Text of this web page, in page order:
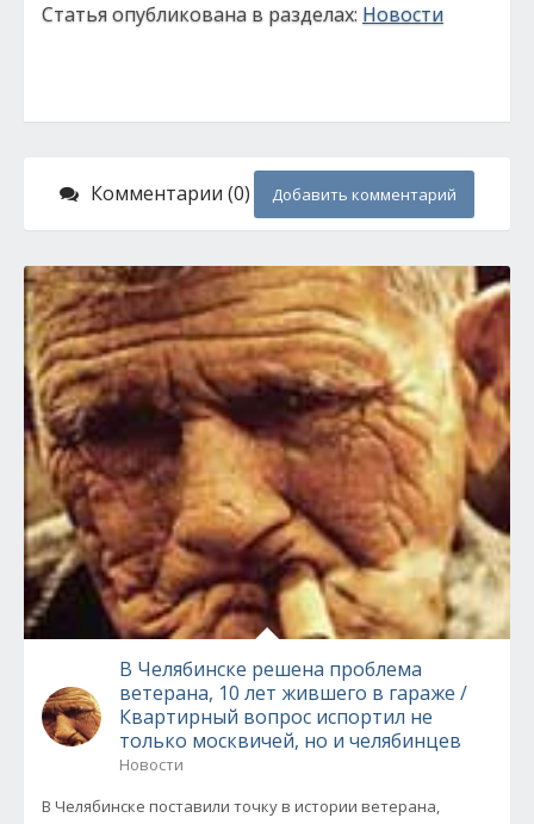
Статья опубликована в разделах: Новости
Комментарии (0) Добавить комментарий
В Челябинске решена проблема
ветерана, 10 лет жившего в гараже /
Квартирный вопрос испортил не
только москвичей, но и челябинцев
Новости
В Челябинске поставили точку в истории ветерана,